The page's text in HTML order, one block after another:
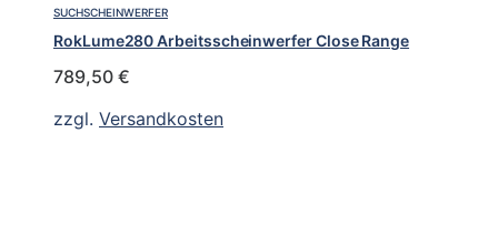
SUCHSCHEINWERFER
RokLume280 Arbeitsscheinwerfer Close Range
789,50 €
zzgl. Versandkosten